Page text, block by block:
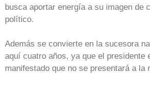
busca aportar energía a su imagen de
político.
Además se convierte en la sucesora
aquí cuatro años, ya que el presidente
manifestado que no se presentará a la